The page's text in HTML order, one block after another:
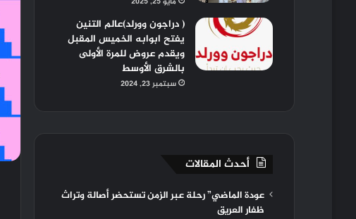
( دراجون وورلد)عالم التنين
يفتح ابوابه الخميس المقبل
ويقدم عروض للمرة الأولى
بالشرق الأوسط
سبتمبر 23, 2024
أحدث المقالات
عودة الماضي” رحلة عبر الزمن تستحضر أصالة وتراث
ظفار العريق